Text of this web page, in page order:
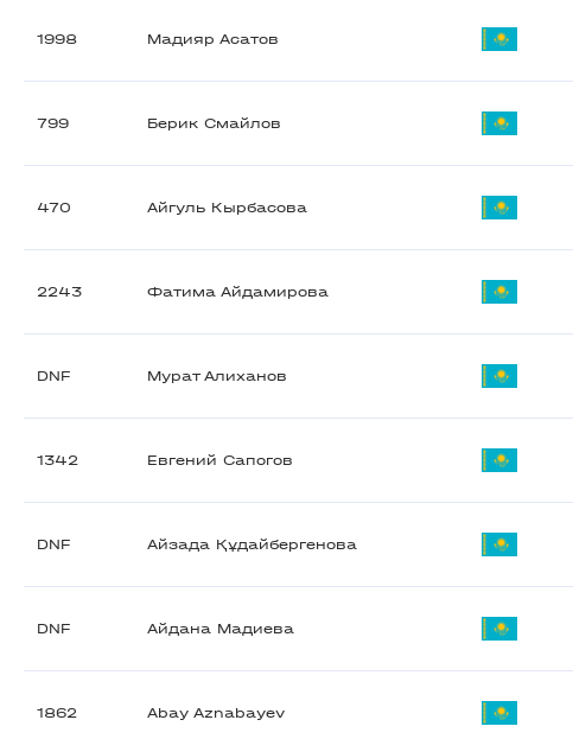
1998 Мадияр Асатов
799 Берик Смайлов
470 Айгуль Кырбасова
2243 Фатима Айдамирова
DNF Мурат Алиханов
1342 Евгений Сапогов
DNF Айзада Құдайбергенова
DNF Айдана Мадиева
1862 Abay Aznabayev